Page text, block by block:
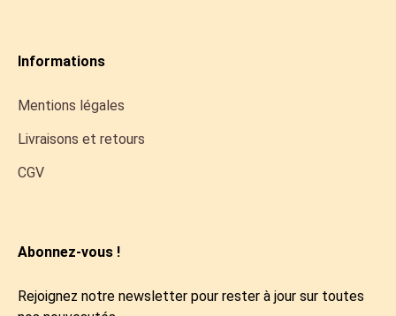
Informations
Mentions légales
Livraisons et retours
CGV
Abonnez-vous !
Rejoignez notre newsletter pour rester à jour sur toutes